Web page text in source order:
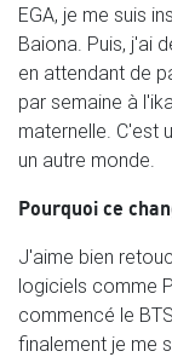
EGA, je me suis
Baiona. Puis, j'ai
en attendant de
par semaine à
maternelle. C'est
un autre monde.
Pourquoi ce
J'aime bien
logiciels comme
commencé le
finalement je me